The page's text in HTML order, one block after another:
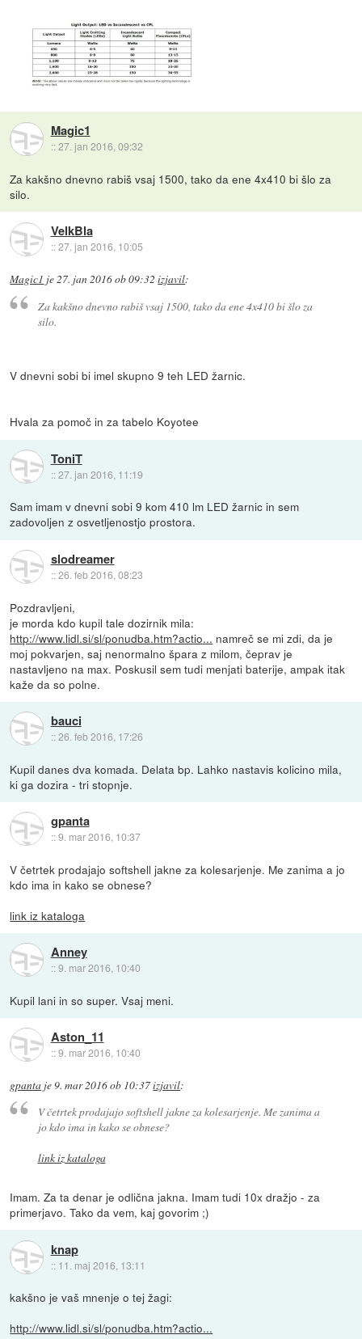
Magic1
::27. jan 2016, 09:32
Za kakšno dnevno rabiš vsaj 1500, tako da ene 4x410 bi šlo za
silo.
VelkBla
::27. jan 2016, 10:05
Magic1 je27. jan 2016 ob 09:32 izjavil:
Za kakšno dnevno rabiš vsaj 1500, tako da ene 4x410 bi šlo za
silo.
V dnevni sobi bi imel skupno 9 teh LED žarnic.
Hvala za pomoč in za tabelo Koyotee
ToniT
::27. jan 2016, 11:19
Sam imam v dnevni sobi 9 kom 410 lm LED žarnic in sem
zadovoljen z osvetljenostjo prostora.
slodreamer
::26. feb 2016, 08:23
Pozdravljeni,
je morda kdo kupil tale dozirnik mila:
http://www.lidl.si/sl/ponudba.htm?actio... namreč se mi zdi, da je
moj pokvarjen, saj nenormalno špara z milom, čeprav je
nastavljeno na max. Poskusil sem tudi menjati baterije, ampak itak
kaže da so polne.
bauci
::26. feb 2016, 17:26
Kupil danes dva komada. Delata bp. Lahko nastavis kolicino mila,
ki ga dozira - tri stopnje.
gpanta
::9. mar 2016, 10:37
V četrtek prodajajo softshell jakne za kolesarjenje. Me zanima a jo
kdo ima in kako se obnese?
link iz kataloga
Anney
::9. mar 2016, 10:40
Kupil lani in so super. Vsaj meni.
Aston_11
::9. mar 2016, 10:40
gpanta je9. mar 2016 ob 10:37izjavil:
V četrtek prodajajo softshell jakne za kolesarjenje. Me zanima a
jo kdo ima in kako se obnese?
link iz kataloga
Imam. Za ta denar je odlična jakna. Imam tudi 10x dražjo - za
primerjavo. Tako da vem, kaj govorim ;)
knap
:: 11. maj 2016, 13:11
kakšno je vaš mnenje o tej žagi:
http://www.lidl.si/sl/ponudba.htm?actio...